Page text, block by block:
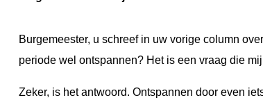
Burgemeester, u schreef in uw vorige column
periode wel ontspannen? Het is een vraag die
Zeker, is het antwoord. Ontspannen door even